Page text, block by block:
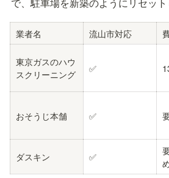
で、駐車場を新築のようにリセット
業者名 流山市対応
東京ガスのハウ
スクリーニング
✅
おそうじ本舗 ✅
ダスキン ✅